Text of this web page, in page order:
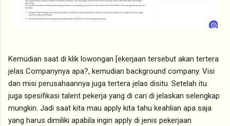
Kemudian saat di klik lowongan [ekerjaan tersebut akan tertera
jelas Companynya apa?, kemudian background company. Visi
dan misi perusahaannya juga tertera jelas disitu. Setelah itu
juga spesifikasi talent pekerja yang di cari di jelaskan selengkap
mungkin. Jadi saat kita mau apply kita tahu keahlian apa saja
yang harus dimiliki apabila ingin apply di jenis pekerjaan